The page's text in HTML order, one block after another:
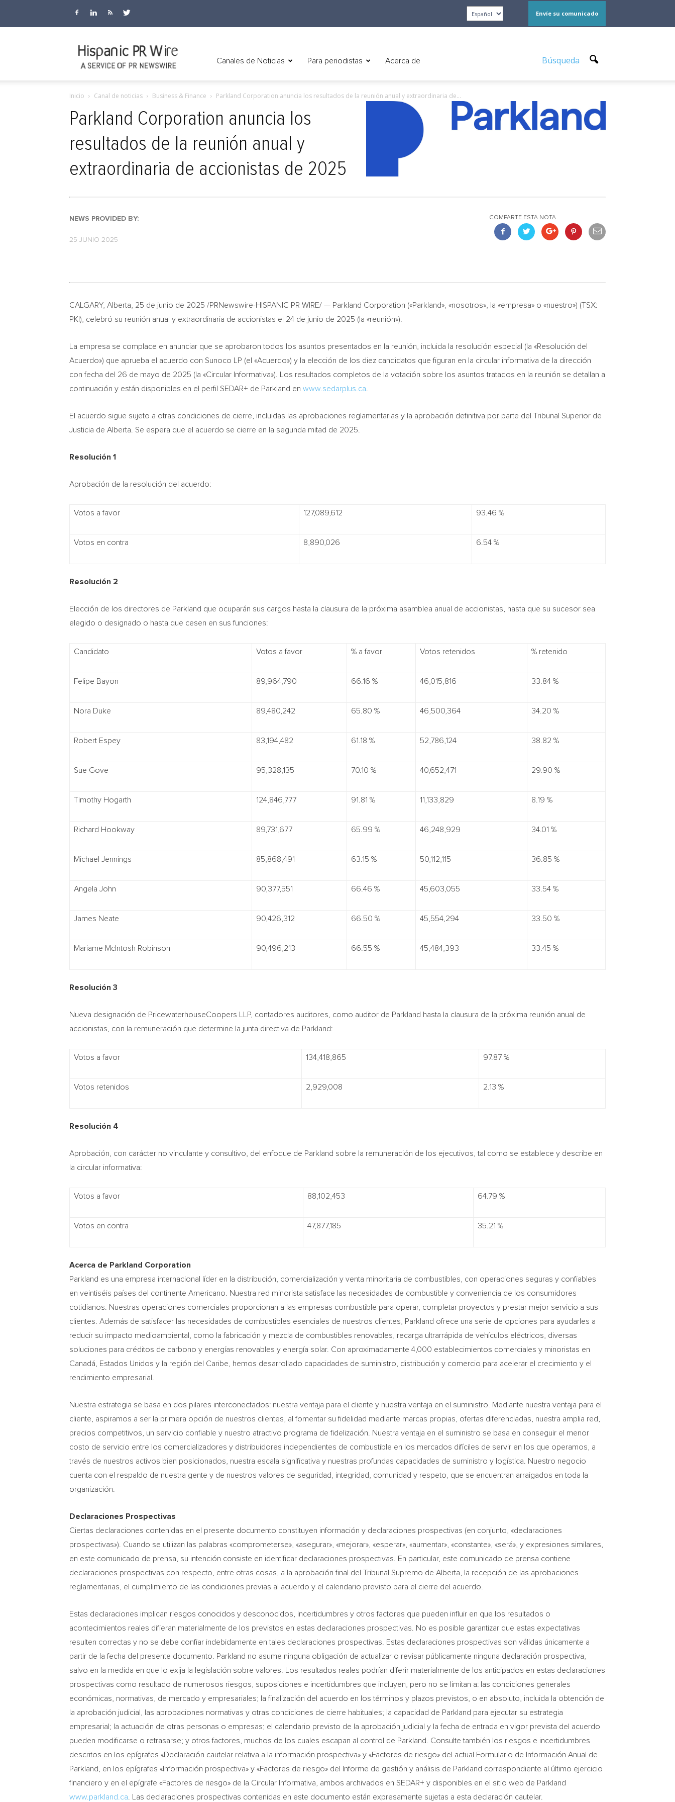
Envíe su comunicado
Canales de Noticias Para periodistas Acerca de Búsqueda
Inicio Canal de noticias Business & Finance Parkland Corporation anuncia los resultados de la reunión anual y extraordinaria de...
Parkland Corporation anuncia los
resultados de la reunión anual y
extraordinaria de accionistas de 2025
NEWS PROVIDED BY:
25 JUNIO 2025
COMPARTE ESTA NOTA
CALGARY, Alberta 25 de junio de 2025 /PRNewswire-HISPANIC PR WIRE/ — Parkland Corporation («Parkland», «nosotros», la «empresa» o «nuestro») (TSX:
PKI), celebró su reunión anual y extraordinaria de accionistas el 24 de junio de 2025 (la «reunión»).
La empresa se complace en anunciar que se aprobaron todos los asuntos presentados en la reunión, incluida la resolución especial (la «Resolución del
Acuerdo») que aprueba el acuerdo con Sunoco LP (el «Acuerdo») y la elección de los diez candidatos que figuran en la circular informativa de la dirección
con fecha del 26 de mayo de 2025 (la «Circular Informativa»). Los resultados completos de la votación sobre los asuntos tratados en la reunión se detallan a
continuación y están disponibles en el perfil SEDAR+ de Parkland en www.sedarplus.ca
El acuerdo sigue sujeto a otras condiciones de cierre, incluidas las aprobaciones reglamentarias y la aprobación definitiva por parte del Tribunal Superior de
Justicia de Alberta . Se espera que el acuerdo se cierre en la segunda mitad de 2025.
Resolución 1
Aprobación de la resolución del acuerdo:
Votos a favor 127,089,612 93.46 %
Votos en contra 8,890,026 6.54 %
Resolución 2
Elección de los directores de Parkland que ocuparán sus cargos hasta la clausura de la próxima asamblea anual de accionistas, hasta que su sucesor sea
elegido o designado o hasta que cesen en sus funciones:
Candidato Votos a favor % a favor Votos retenidos % retenido
Felipe Bayon 89,964,790 66.16 % 46,015,816 33.84 %
Nora Duke 89,480,242 65.80 % 46,500,364 34.20 %
Robert Espey 83,194,482 61.18 % 52,786,124 38.82 %
Sue Gove 95,328,135 70.10 % 40,652,471 29.90 %
Timothy Hogarth 124,846,777 91.81 % 11,133,829 8.19 %
Richard Hookway 89,731,677 65.99 % 46,248,929 34.01 %
Michael Jennings 85,868,491 63.15 % 50,112,115 36.85 %
Angela John 90,377,551 66.46 % 45,603,055 33.54 %
James Neate 90,426,312 66.50 % 45,554,294 33.50 %
Mariame McIntosh Robinson 90,496,213 66.55 % 45,484,393 33.45 %
Resolución 3
Nueva designación de PricewaterhouseCoopers LLP, contadores auditores, como auditor de Parkland hasta la clausura de la próxima reunión anual de
accionistas, con la remuneración que determine la junta directiva de Parkland:
Votos a favor 134,418,865 97.87 %
Votos retenidos 2,929,008 2.13 %
Resolución 4
Aprobación, con carácter no vinculante y consultivo, del enfoque de Parkland sobre la remuneración de los ejecutivos, tal como se establece y describe en
la circular informativa:
Votos a favor 88,102,453 64.79 %
Votos en contra 47,877,185 35.21 %
Acerca de Parkland Corporation
Parkland es una empresa internacional líder en la distribución, comercialización y venta minoritaria de combustibles, con operaciones seguras y confiables
en veintiséis países del continente Americano. Nuestra red minorista satisface las necesidades de combustible y conveniencia de los consumidores
cotidianos. Nuestras operaciones comerciales proporcionan a las empresas combustible para operar, completar proyectos y prestar mejor servicio a sus
clientes. Además de satisfacer las necesidades de combustibles esenciales de nuestros clientes, Parkland ofrece una serie de opciones para ayudarles a
reducir su impacto medioambiental, como la fabricación y mezcla de combustibles renovables, recarga ultrarrápida de vehículos eléctricos, diversas
soluciones para créditos de carbono y energías renovables y energía solar. Con aproximadamente 4,000 establecimientos comerciales y minoristas en
Canadá, Estados Unidos y la región del Caribe, hemos desarrollado capacidades de suministro, distribución y comercio para acelerar el crecimiento y el
rendimiento empresarial.
Nuestra estrategia se basa en dos pilares interconectados: nuestra ventaja para el cliente y nuestra ventaja en el suministro. Mediante nuestra ventaja para el
cliente, aspiramos a ser la primera opción de nuestros clientes, al fomentar su fidelidad mediante marcas propias, ofertas diferenciadas, nuestra amplia red,
precios competitivos, un servicio confiable y nuestro atractivo programa de fidelización. Nuestra ventaja en el suministro se basa en conseguir el menor
costo de servicio entre los comercializadores y distribuidores independientes de combustible en los mercados difíciles de servir en los que operamos, a
través de nuestros activos bien posicionados, nuestra escala significativa y nuestras profundas capacidades de suministro y logística. Nuestro negocio
cuenta con el respaldo de nuestra gente y de nuestros valores de seguridad, integridad, comunidad y respeto, que se encuentran arraigados en toda la
organización.
Declaraciones Prospectivas
Ciertas declaraciones contenidas en el presente documento constituyen información y declaraciones prospectivas (en conjunto, «declaraciones
prospectivas»). Cuando se utilizan las palabras «comprometerse», «asegurar», «mejorar», «esperar», «aumentar», «constante», «será», y expresiones similares,
en este comunicado de prensa, su intención consiste en identificar declaraciones prospectivas. En particular, este comunicado de prensa contiene
declaraciones prospectivas con respecto, entre otras cosas, a la aprobación final del Tribunal Supremo de Alberta, la recepción de las aprobaciones
reglamentarias, el cumplimiento de las condiciones previas al acuerdo y el calendario previsto para el cierre del acuerdo.
Estas declaraciones implican riesgos conocidos y desconocidos, incertidumbres y otros factores que pueden influir en que los resultados o
acontecimientos reales difieran materialmente de los previstos en estas declaraciones prospectivas. No es posible garantizar que estas expectativas
resulten correctas y no se debe confiar indebidamente en tales declaraciones prospectivas. Estas declaraciones prospectivas son válidas únicamente a
partir de la fecha del presente documento. Parkland no asume ninguna obligación de actualizar o revisar públicamente ninguna declaración prospectiva,
salvo en la medida en que lo exija la legislación sobre valores. Los resultados reales podrían diferir materialmente de los anticipados en estas declaraciones
prospectivas como resultado de numerosos riesgos, suposiciones e incertidumbres que incluyen, pero no se limitan a: las condiciones generales
económicas, normativas, de mercado y empresariales; la finalización del acuerdo en los términos y plazos previstos, o en absoluto, incluida la obtención de
la aprobación judicial, las aprobaciones normativas y otras condiciones de cierre habituales; la capacidad de Parkland para ejecutar su estrategia
empresarial; la actuación de otras personas o empresas; el calendario previsto de la aprobación judicial y la fecha de entrada en vigor prevista del acuerdo
pueden modificarse o retrasarse; y otros factores, muchos de los cuales escapan al control de Parkland. Consulte también los riesgos e incertidumbres
descritos en los epígrafes «Declaración cautelar relativa a la información prospectiva» y «Factores de riesgo» del actual Formulario de Información Anual de
Parkland, en los epígrafes «Información prospectiva» y «Factores de riesgo» del Informe de gestión y análisis de Parkland correspondiente al último ejercicio
financiero y en el epígrafe «Factores de riesgo» de la Circular Informativa, ambos archivados en SEDAR+ y disponibles en el sitio web de Parkland
www.parkland.ca . Las declaraciones prospectivas contenidas en este documento están expresamente sujetas a esta declaración cautelar.